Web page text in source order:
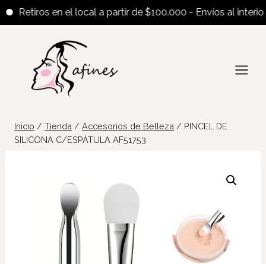
Retiros en el local a partir de $100.000 - Envíos al interior a
contenido
Inicio / Tienda / Accesorios de Belleza / PINCEL DE
SILICONA C/ESPÁTULA AF51753